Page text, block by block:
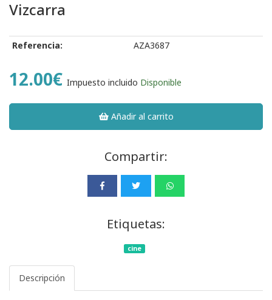
Vizcarra
Referencia: AZA3687
12.00€ Impuesto incluido Disponible
Añadir al carrito
Compartir:
Etiquetas:
cine
Descripción